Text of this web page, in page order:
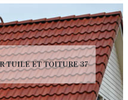
TUILE ET TOITURE 37